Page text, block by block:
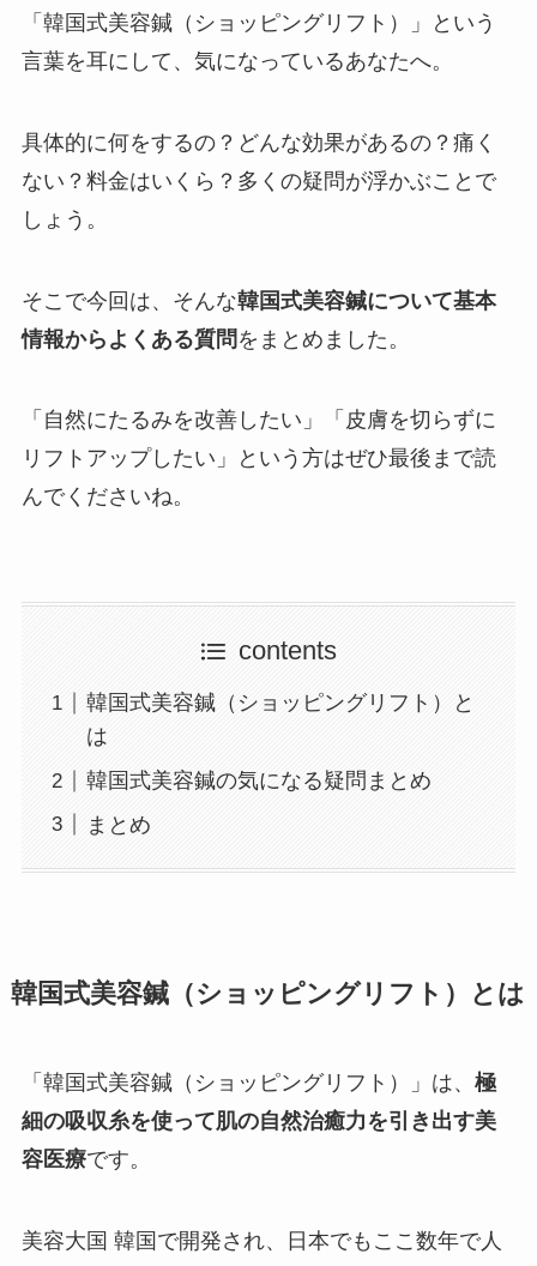
「韓国式美容鍼（ショッピングリフト）」という
言葉を耳にして、気になっているあなたへ。
具体的に何をするの？どんな効果があるの？痛く
ない？料金はいくら？多くの疑問が浮かぶことで
しょう。
そこで今回は、そんな韓国式美容鍼について基本
情報からよくある質問 をまとめました。
「自然にたるみを改善したい」「皮膚を切らずに
リフトアップしたい」という方はぜひ最後まで読
んでくださいね。
contents
韓国式美容鍼（ショッピングリフト）と
は
韓国式美容鍼の気になる疑問まとめ
まとめ
韓国式美容鍼（ショッピングリフト）とは
「韓国式美容鍼（ショッピングリフト）」は、 極
細の吸収糸を使って肌の自然治癒力を引き出す美
容医療です。
美容大国 韓国で開発され、日本でもここ数年で人